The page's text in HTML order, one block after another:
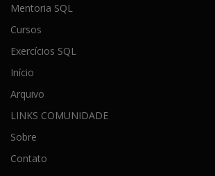
Mentoria SQL
Cursos
Exercícios SQL
Início
Arquivo
LINKS COMUNIDADE
Sobre
Contato